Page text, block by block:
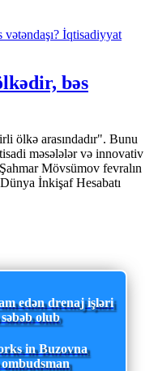
İqtisadiyyat
bəs
ölkə arasındadır". Bunu
məsələlər və innovativ
Mövsümov fevralın
İnkişaf Hesabatı
edən drenaj işləri
olub
in Buzovna